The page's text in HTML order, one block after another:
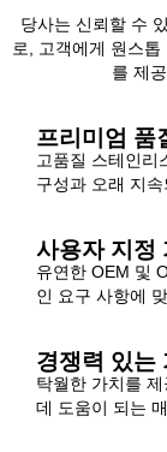
당사는 신뢰할 수
로, 고객에게 원스
를 제
프리미엄 품
고품질 스테인리
구성과 오래 지
사용자 지정
유연한 OEM 및
인 요구 사항에
경쟁력 있는
탁월한 가치를
데 도움이 되는